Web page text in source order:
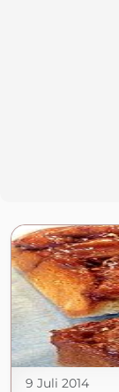
9 Juli 2014